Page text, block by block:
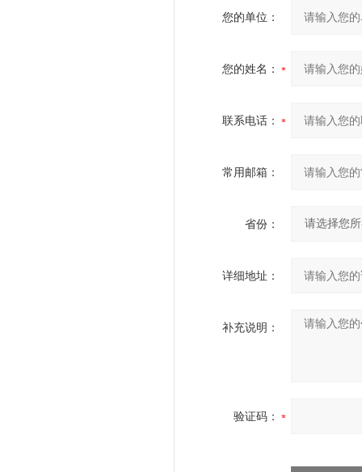
您的单位：
您的姓名：
联系电话：
常用邮箱：
省份：
详细地址：
补充说明：
验证码：